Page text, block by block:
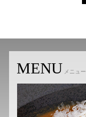
MENU メニュー